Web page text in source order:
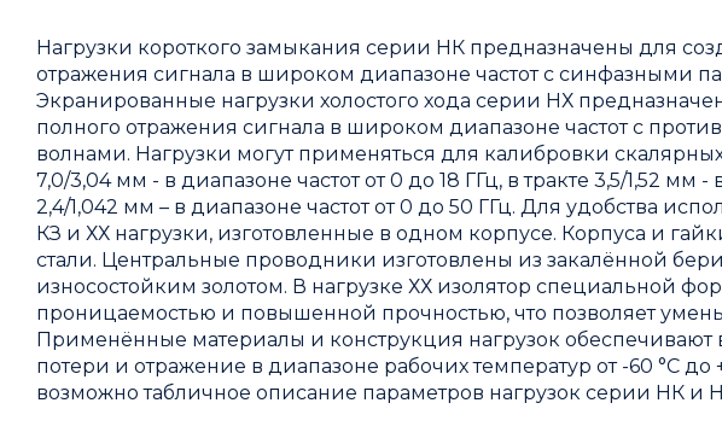
Нагрузки короткого замыкания серии НК предназначены для
отражения сигнала в широком диапазоне частот с синфазными
Экранированные нагрузки холостого хода серии НХ
полного отражения сигнала в широком диапазоне частот с
волнами. Нагрузки могут применяться для калибровки
7,0/3,04 мм - в диапазоне частот от 0 до 18 ГГц, в тракте 3,5/1,52 мм -
2,4/1,042 мм – в диапазоне частот от 0 до 50 ГГц. Для удобства
КЗ и ХХ нагрузки, изготовленные в одном корпусе. Корпуса и
стали. Центральные проводники изготовлены из закалённой
износостойким золотом. В нагрузке ХХ изолятор специальной
проницаемостью и повышенной прочностью, что позволяет
Применённые материалы и конструкция нагрузок обеспечивают
потери и отражение в диапазоне рабочих температур от -60 °C
возможно табличное описание параметров нагрузок серии НК и